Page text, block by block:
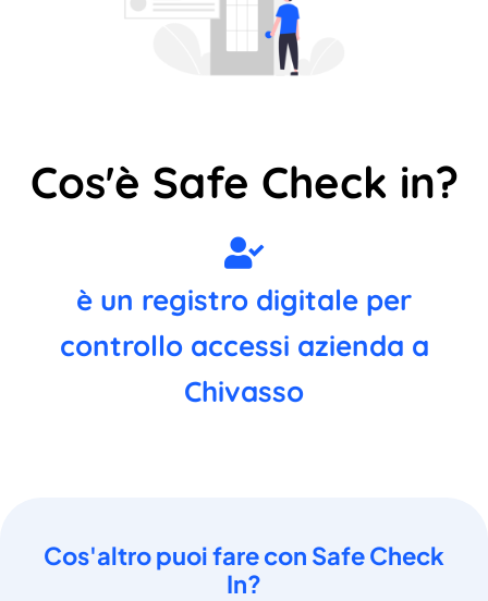
Cos'è Safe Check in?
è un registro digitale per
controllo accessi azienda a
Chivasso
Cos'altro puoi fare con Safe Check
In?